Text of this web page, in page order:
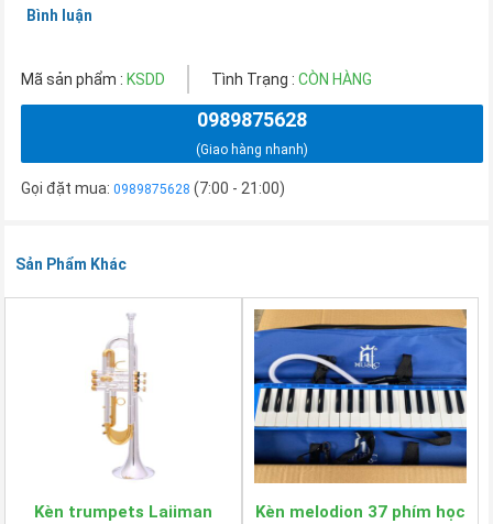
Bình luận
Mã sản phẩm : KSDD Tình Trạng : CÒN HÀNG
0989875628
(Giao hàng nhanh)
Gọi đặt mua:0989875628 (7:00 - 21:00)
Sản Phẩm Khác
Kèn trumpets Laiiman
Kèn melodion 37 phím học